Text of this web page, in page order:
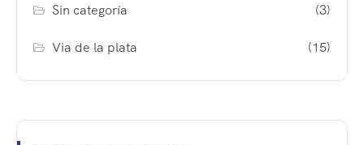
Sin categoría (3)
Via de la plata (15)